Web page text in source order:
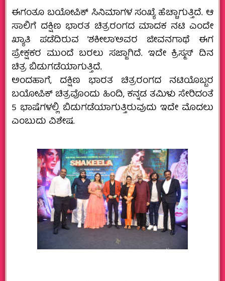
ಈಗಂತೂ ಬಯೋಪಿಕ್ ಸಿನಿಮಾಗಳ ಸಂಖ್ಯೆ ಹೆಚ್ಚಾಗುತ್ತಿದೆ. ಆ
ಸಾಲಿಗೆ ದಕ್ಷಿಣ ಭಾರತ ಚಿತ್ರರಂಗದ ಮಾದಕ ನಟಿ ಎಂದೇ
ಖ್ಯಾತಿ ಪಡೆದಿರುವ ‘ಶಕೀಲಾ’ಅವರ ಜೀವನಗಾಥೆ ಈಗ
ಪ್ರೇಕ್ಷಕರ ಮುಂದೆ ಬರಲು ಸಜ್ಜಾಗಿದೆ. ಇದೇ ಕ್ರಿಸ್ಮಸ್ ದಿನ
ಚಿತ್ರ ಬಿಡುಗಡೆಯಾಗುತ್ತಿದೆ.
ಅಂದಹಾಗೆ, ದಕ್ಷಿಣ ಭಾರತ ಚಿತ್ರರಂಗದ ನಟಿಯೊಬ್ಬರ
ಬಯೋಪಿಕ್ ಚಿತ್ರವೊಂದು ಹಿಂದಿ, ಕನ್ನಡ ತಮಿಳು ಸೇರಿದಂತೆ
5 ಭಾಷೆಗಳಲ್ಲಿ ಬಿಡುಗಡೆಯಾಗುತ್ತಿರುವುದು ಇದೇ ಮೊದಲು
ಎಂಬುದು ವಿಶೇಷ.